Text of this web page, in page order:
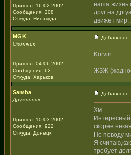
Пришел: 16.02.2002
Сообщения: 208
Откуда: Ниоткуда
наша жизнь
друг на
движет мир.
MGK
Охотник
Пришел: 04.06.2002
Сообщения: 62
Откуда: Харьков
Добавлено:
Korvin
ЖЗЖ
Samba
Дружинник
Пришел: 10.03.2002
Сообщения: 922
Откуда: Донецк
Добавлено:
Хм...
Интересный
скорее
По поводу
Я
требует